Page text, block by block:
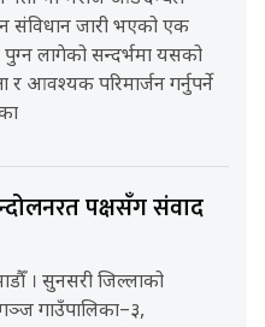
संविधान जारी भएको एक
लागेको सन्दर्भमा यसको
र आवश्यक परिमार्जन गर्नुपर्ने
पक्षसँग संवाद
। सुनसरी जिल्लाको
गाउँपालिका–३,